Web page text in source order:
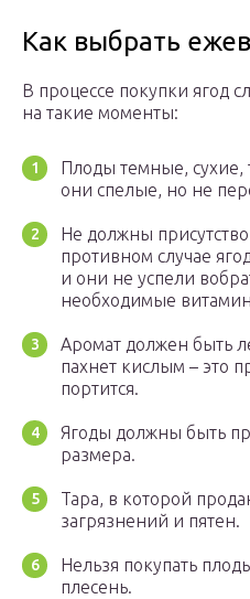
Как выбрать
В процессе покупки ягод
на такие моменты:
Плоды темные, сухие,
они спелые, но не
Не должны
противном случае
и они не успели
необходимые
Аромат должен быть
пахнет кислым – это
портится.
Ягоды должны быть
размера.
Тара, в которой
загрязнений и пятен.
Нельзя покупать
плесень.